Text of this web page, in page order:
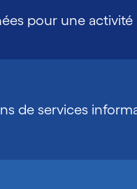
pour une
de services